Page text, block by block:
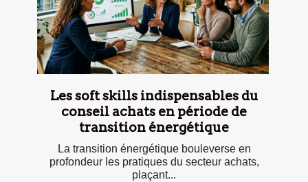
Les soft skills indispensables du
conseil achats en période de
transition énergétique
La transition énergétique bouleverse en
profondeur les pratiques du secteur achats,
plaçant...